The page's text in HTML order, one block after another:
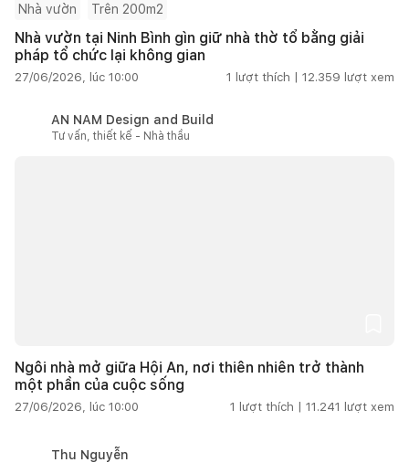
Nhà vườn Trên 200m2
Nhà vườn tại Ninh Bình gìn giữ nhà thờ tổ bằng giải
pháp tổ chức lại không gian
27/06/2026, lúc 10:00 1 lượt thích | 12.359 lượt xem
AN NAM Design and Build
Tư vấn, thiết kế - Nhà thầu
Ngôi nhà mở giữa Hội An, nơi thiên nhiên trở thành
một phần của cuộc sống
27/06/2026, lúc 10:00 1 lượt thích | 11.241 lượt xem
Thu Nguyễn